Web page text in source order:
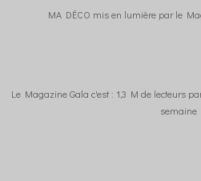
MA DÉCO mis en lumière par le
Le Magazine Gala c'est : 1,3 M de lecteurs
semaine